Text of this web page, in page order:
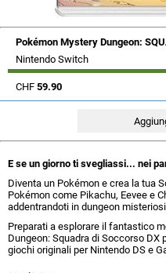
Pokémon Mystery Dungeon:
Nintendo Switch
CHF 59.90
E se un giorno ti svegliassi... nei
Diventa un Pokémon e crea la tua
Pokémon come Pikachu, Eevee e
addentrandoti in dungeon
Preparati a esplorare il fantastico
Dungeon: Squadra di Soccorso
giochi originali per Nintendo DS e